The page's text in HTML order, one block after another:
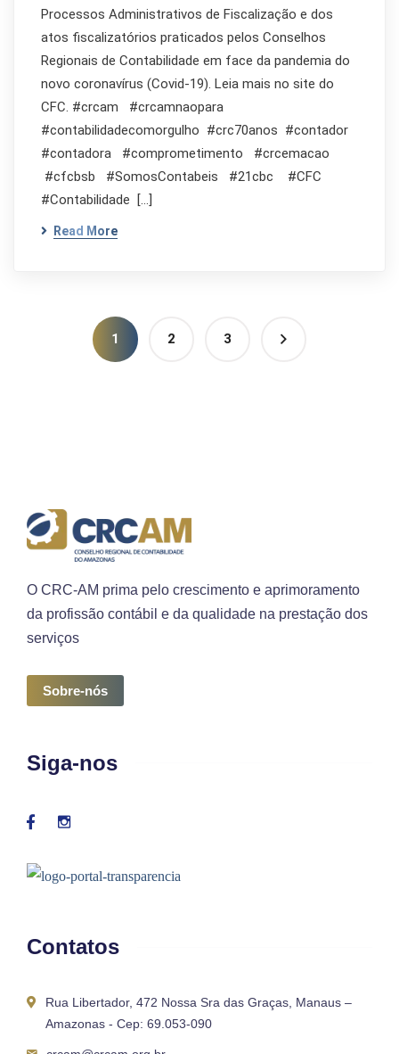
Processos Administrativos de Fiscalização e dos
atos fiscalizatórios praticados pelos Conselhos
Regionais de Contabilidade em face da pandemia do
novo coronavírus (Covid-19). Leia mais no site do
CFC. #crcam #crcamnaopara
#contabilidadecomorgulho #crc70anos #contador
#contadora #comprometimento #crcemacao
#cfcbsb #SomosContabeis #21cbc #CFC
#Contabilidade […]
Read More
1 2 3
O CRC-AM prima pelo crescimento e aprimoramento
da profissão contábil e da qualidade na prestação dos
serviços
Sobre-nós
Siga-nos
Contatos
Rua Libertador, 472 Nossa Sra das Graças, Manaus –
Amazonas - Cep: 69.053-090